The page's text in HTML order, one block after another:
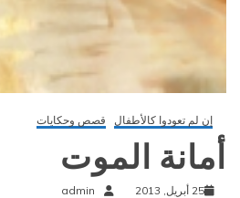
إن لم تعودوا كالأطفال قصص وحكايات
أمانة الموت
25 أبريل, 2013 admin